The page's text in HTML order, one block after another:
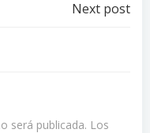
Next post
será publicada. Los